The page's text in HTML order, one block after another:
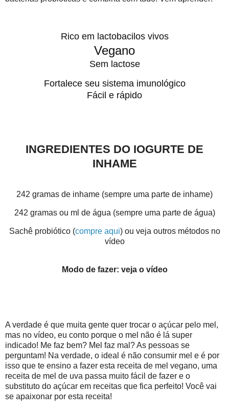
Rico em lactobacilos vivos
Vegano
Sem lactose
Fortalece seu sistema imunológico
Fácil e rápido
INGREDIENTES DO IOGURTE DE
INHAME
242 gramas de inhame (sempre uma parte de inhame)
242 gramas ou ml de água (sempre uma parte de água)
Sachê probiótico (compre aqui) ou veja outros métodos no
vídeo
Modo de fazer: veja o vídeo
A verdade é que muita gente quer trocar o açúcar pelo mel,
mas no vídeo, eu conto porque o mel não é lá super
indicado! Me faz bem? Mel faz mal? As pessoas se
perguntam! Na verdade, o ideal é não consumir mel e é por
isso que te ensino a fazer esta receita de mel vegano, uma
receita de mel de uva passa muito fácil de fazer e o
substituto do açúcar em receitas que fica perfeito! Você vai
se apaixonar por esta receita!